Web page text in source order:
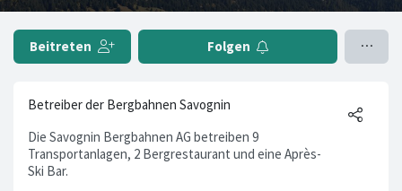
Beitreten Folgen
Betreiber der Bergbahnen Savognin
Die Savognin Bergbahnen AG betreiben 9
Transportanlagen, 2 Bergrestaurant und eine Après-
Ski Bar.